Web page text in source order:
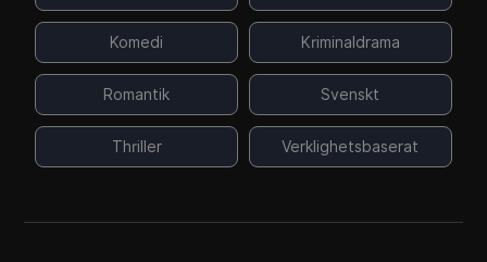
Komedi Kriminaldrama
Romantik Svenskt
Thriller Verklighetsbaserat